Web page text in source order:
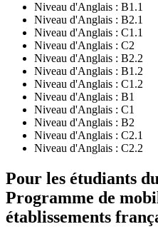
Niveau d'Anglais : B1.1
Niveau d'Anglais : B2.1
Niveau d'Anglais : C1.1
Niveau d'Anglais : C2
Niveau d'Anglais : B2.2
Niveau d'Anglais : B1.2
Niveau d'Anglais : C1.2
Niveau d'Anglais : B1
Niveau d'Anglais : C1
Niveau d'Anglais : B2
Niveau d'Anglais : C2.1
Niveau d'Anglais : C2.2
Pour les étudiants
Programme de
établissements